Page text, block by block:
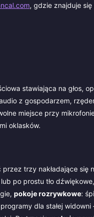
, gdzie znajduje
stawiająca na głos,
z gospodarzem,
miejsce przy
oklasków.
trzy nakładające się
po prostu tło
pokoje rozrywkowe:
dla stałej